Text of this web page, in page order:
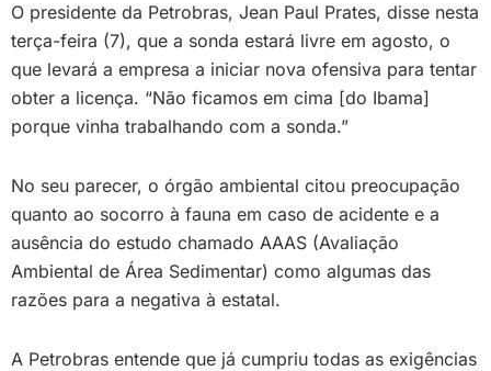
O presidente da Petrobras, Jean Paul Prates, disse nesta
terça-feira (7), que a sonda estará livre em agosto, o
que levará a empresa a iniciar nova ofensiva para tentar
obter a licença. “Não ficamos em cima [do Ibama]
porque vinha trabalhando com a sonda.”
No seu parecer, o órgão ambiental citou preocupação
quanto ao socorro à fauna em caso de acidente e a
ausência do estudo chamado AAAS (Avaliação
Ambiental de Área Sedimentar) como algumas das
razões para a negativa à estatal.
A Petrobras entende que já cumpriu todas as exigências